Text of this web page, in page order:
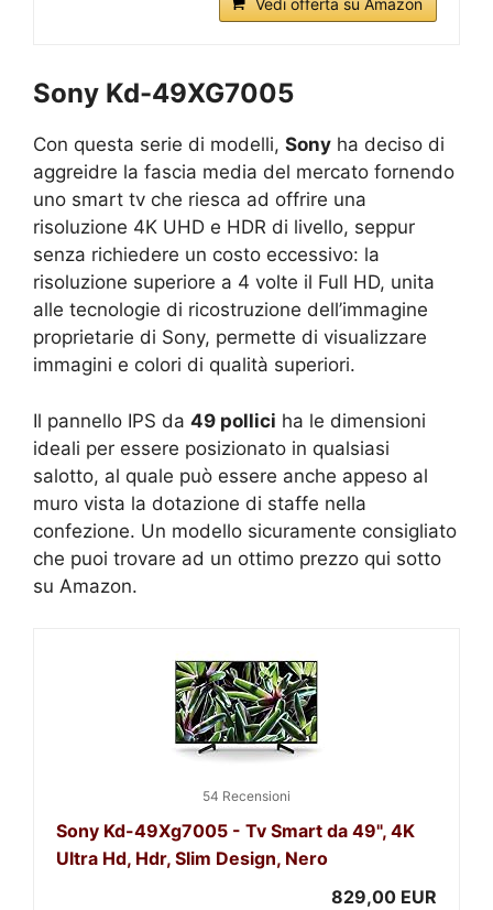
Vedi offerta su Amazon
Sony Kd-49XG7005
Con questa serie di modelli, Sony ha deciso di
aggreidre la fascia media del mercato fornendo
uno smart tv che riesca ad offrire una
risoluzione 4K UHD e HDR di livello, seppur
senza richiedere un costo eccessivo: la
risoluzione superiore a 4 volte il Full HD, unita
alle tecnologie di ricostruzione dell’immagine
proprietarie di Sony, permette di visualizzare
immagini e colori di qualità superiori.
Il pannello IPS da 49 pollici ha le dimensioni
ideali per essere posizionato in qualsiasi
salotto, al quale può essere anche appeso al
muro vista la dotazione di staffe nella
confezione. Un modello sicuramente consigliato
che puoi trovare ad un ottimo prezzo qui sotto
su Amazon.
54 Recensioni
Sony Kd-49Xg7005 - Tv Smart da 49", 4K
Ultra Hd, Hdr, Slim Design, Nero
829,00 EUR